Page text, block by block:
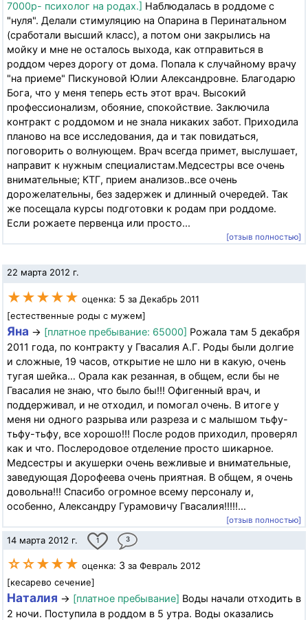
7000р- психолог на родах.] Наблюдалась в роддоме с
"нуля". Делали стимуляцию на Опарина в Перинатальном
(сработали высший класс), а потом они закрылись на
мойку и мне не осталось выхода, как отправиться в
роддом через дорогу от дома. Попала к случайному врачу
"на приеме" Пискуновой Юлии Александровне. Благодарю
Бога, что у меня теперь есть этот врач. Высокий
профессионализм, обояние, спокойствие. Заключила
контракт с роддомом и не знала никаких забот. Приходила
планово на все исследования, да и так повидаться,
поговорить о волнующем. Врач всегда примет, выслушает,
направит к нужным специалистам.Медсестры все очень
внимательные; КТГ, прием анализов..все очень
дорожелательны, без задержек и длинный очередей. Так
же посещала курсы подготовки к родам при роддоме.
Если рожаете первенца или просто...
[отзыв полностью]
22 марта 2012 г.
★★★★★ оценка: 5 за Декабрь 2011
[естественные роды с мужем]
Яна → [платное пребывание: 65000] Рожала там 5 декабря
2011 года, по контракту у Гвасалия А.Г. Роды были долгие
и сложные, 19 часов, открытие не шло ни в какую, очень
тугая шейка… Орала как резанная, в общем, если бы не
Гвасалия не знаю, что было бы!!! Офигенный врач, и
поддерживал, и не отходил, и помогал очень. В итоге у
меня ни одного разрыва или разреза и с малышом тьфу-
тьфу-тьфу, все хорошо!!! После родов приходил, проверял
как и что. Послеродовое отделение просто шикарное.
Медсестры и акушерки очень вежливые и внимательные,
заведующая Дорофеева очень приятная. В общем, я очень
довольна!!! Спасибо огромное всему персоналу и,
особенно, Александру Гурамовичу Гвасалия!!!!!...
[отзыв полностью]
14 марта 2012 г. 1 3
☆☆★★★ оценка: 3 за Февраль 2012
[кесарево сечение]
Наталия → [платное пребывание] Воды начали отходить в
2 ночи. Поступила в роддом в 5 утра. Воды оказались